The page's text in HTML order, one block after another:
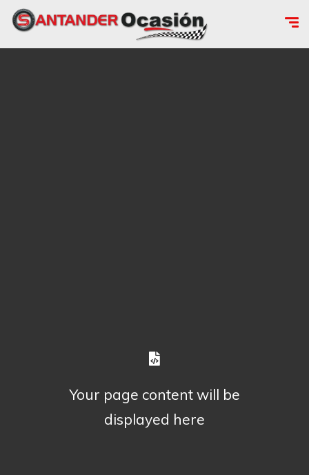
Your page content will be
displayed here